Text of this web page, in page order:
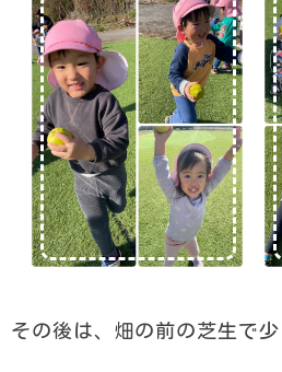
その後は、畑の前の芝生で